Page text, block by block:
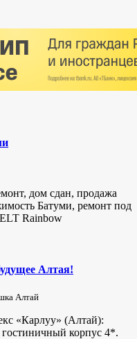
дом сдан, продажа
Батуми, ремонт под
Rainbow
Алтая!
Алтай
«Карлуу» (Алтай):
гостиничный корпус 4*.